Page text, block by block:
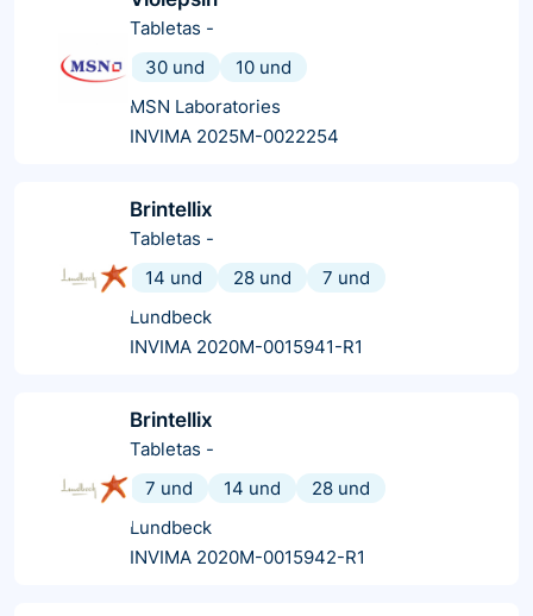
Tabletas -
30 und
10 und
MSN Laboratories
INVIMA 2025M-0022254
Brintellix
Tabletas -
14 und
28 und
7 und
Lundbeck
INVIMA 2020M-0015941-R1
Brintellix
Tabletas -
7 und
14 und
28 und
Lundbeck
INVIMA 2020M-0015942-R1